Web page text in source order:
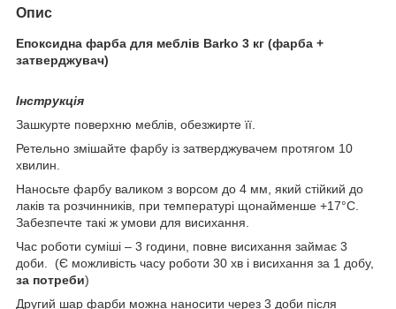
Опис
Епоксидна фарба для меблів Barko 3 кг (фарба +
затверджувач)
Інструкція
Зашкурте поверхню меблів, обезжирте її.
Ретельно змішайте фарбу із затверджувачем протягом 10
хвилин.
Наносьте фарбу валиком з ворсом до 4 мм, який стійкий до
лаків та розчинників, при температурі щонайменше +17°C.
Забезпечте такі ж умови для висихання.
Час роботи суміші – 3 години, повне висихання займає 3
доби. (Є можливість часу роботи 30 хв і висихання за 1 добу,
за потреби)
Другий шар фарби можна наносити через 3 доби після